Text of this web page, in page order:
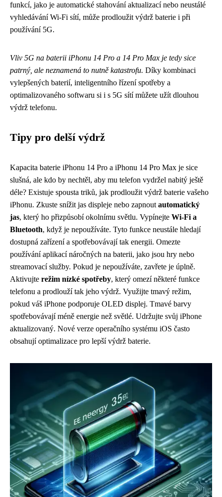
funkcí, jako je automatické stahování aktualizací nebo neustálé
vyhledávání Wi-Fi sítí, může prodloužit výdrž baterie i při
používání 5G.
Vliv 5G na baterii iPhonu 14 Pro a 14 Pro Max je tedy sice
patrný, ale neznamená to nutně katastrofu. Díky kombinaci
vylepšených baterií, inteligentního řízení spotřeby a
optimalizovaného softwaru si i s 5G sítí můžete užít dlouhou
výdrž telefonu.
Tipy pro delší výdrž
Kapacita baterie iPhonu 14 Pro a iPhonu 14 Pro Max je sice
slušná, ale kdo by nechtěl, aby mu telefon vydržel nabitý ještě
déle? Existuje spousta triků, jak prodloužit výdrž baterie vašeho
iPhonu. Zkuste snížit jas displeje nebo zapnout automatický
jas, který ho přizpůsobí okolnímu světlu. Vypínejte Wi-Fi a
Bluetooth, když je nepoužíváte. Tyto funkce neustále hledají
dostupná zařízení a spotřebovávají tak energii. Omezte
používání aplikací náročných na baterii, jako jsou hry nebo
streamovací služby. Pokud je nepoužíváte, zavřete je úplně.
Aktivujte režim nízké spotřeby, který omezí některé funkce
telefonu a prodlouží tak jeho výdrž. Využijte tmavý režim,
pokud váš iPhone podporuje OLED displej. Tmavé barvy
spotřebovávají méně energie než světlé. Udržujte svůj iPhone
aktualizovaný. Nové verze operačního systému iOS často
obsahují optimalizace pro lepší výdrž baterie.